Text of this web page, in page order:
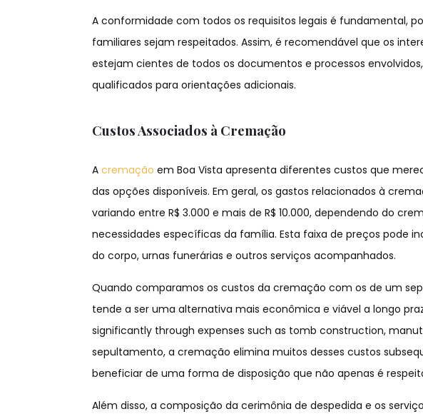
A conformidade com todos os requisitos legais é fundamental,
familiares sejam respeitados. Assim, é recomendável que os
estejam cientes de todos os documentos e processos
qualificados para orientações adicionais.
Custos Associados à Cremação
Acremação em Boa Vista apresenta diferentes custos que
das opções disponíveis. Em geral, os gastos relacionados à
variando entre R$ 3.000 e mais de R$ 10.000, dependendo do
necessidades específicas da família. Esta faixa de preços pode
do corpo, urnas funerárias e outros serviços acompanhados.
Quando comparamos os custos da cremação com os de um
tende a ser uma alternativa mais econômica e viável a longo
significantly through expenses such as tomb construction,
sepultamento, a cremação elimina muitos desses custos
beneficiar de uma forma de disposição que não apenas é
Além disso, a composição da cerimônia de despedida e os